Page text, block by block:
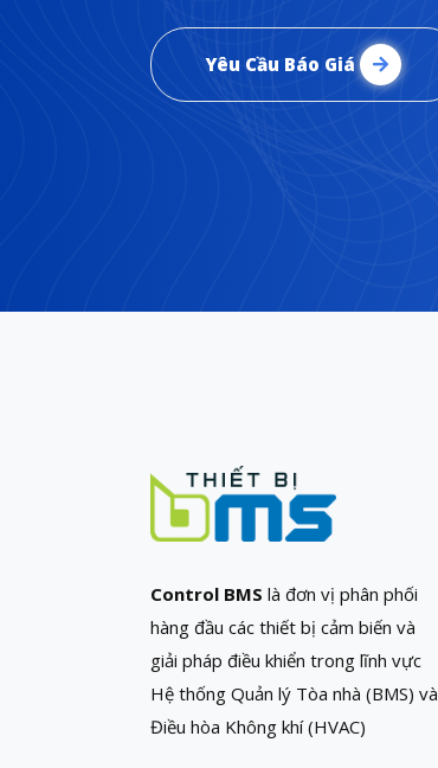
Yêu Cầu Báo Giá
Control BMS là đơn vị phân phối
hàng đầu các thiết bị cảm biến và
giải pháp điều khiển trong lĩnh vực
Hệ thống Quản lý Tòa nhà (BMS) và
Điều hòa Không khí (HVAC)